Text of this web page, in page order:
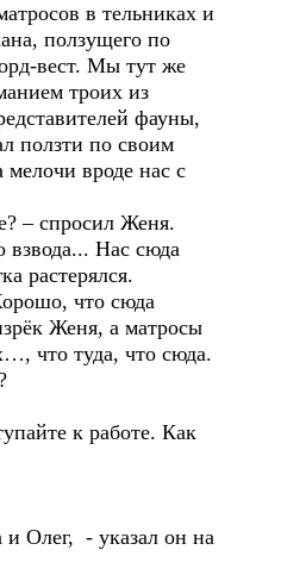
в тельниках и
ползущего по
вест. Мы тут же
троих из
фауны,
ползти по своим
мелочи вроде нас с
– спросил Женя.
Нас сюда
растерялся.
что сюда
Женя, а матросы
что туда, что сюда.
к работе. Как
Олег, - указал он на